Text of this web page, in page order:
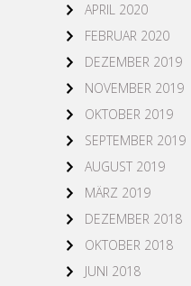
APRIL 2020
FEBRUAR 2020
DEZEMBER 2019
NOVEMBER 2019
OKTOBER 2019
SEPTEMBER 2019
AUGUST 2019
MÄRZ 2019
DEZEMBER 2018
OKTOBER 2018
JUNI 2018